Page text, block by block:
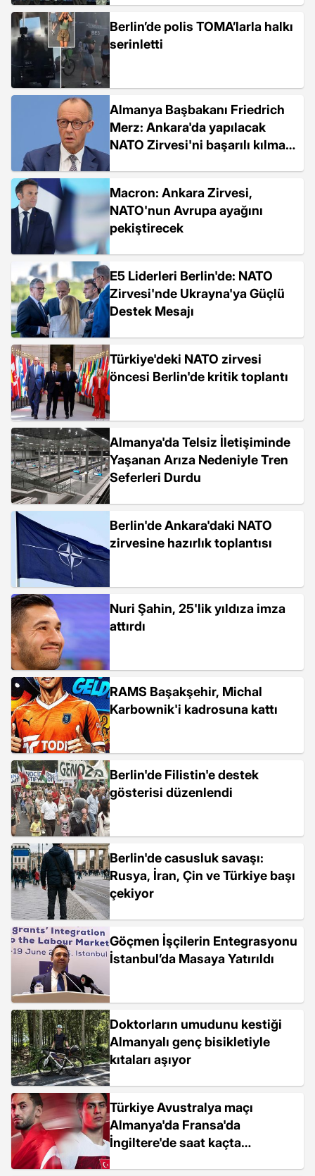
Berlin’de polis TOMA’larla halkı
serinletti
Almanya Başbakanı Friedrich
Merz: Ankara'da yapılacak
NATO Zirvesi'ni başarılı kılmak
Macron: Ankara Zirvesi,
NATO'nun Avrupa ayağını
pekiştirecek
E5 Liderleri Berlin'de: NATO
Zirvesi'nde Ukrayna'ya Güçlü
Destek Mesajı
Türkiye'deki NATO zirvesi
öncesi Berlin'de kritik toplantı
Almanya'da Telsiz İletişiminde
Yaşanan Arıza Nedeniyle Tren
Seferleri Durdu
Berlin'de Ankara'daki NATO
zirvesine hazırlık toplantısı
Nuri Şahin, 25'lik yıldıza imza
attırdı
RAMS Başakşehir, Michal
Karbownik'i kadrosuna kattı
Berlin'de Filistin'e destek
gösterisi düzenlendi
Berlin'de casusluk savaşı:
Rusya, İran, Çin ve Türkiye başı
çekiyor
Göçmen İşçilerin Entegrasyonu
İstanbul’da Masaya Yatırıldı
Doktorların umudunu kestiği
Almanyalı genç bisikletiyle
kıtaları aşıyor
Türkiye Avustralya maçı
Almanya'da Fransa'da
İngiltere'de saat kaçta